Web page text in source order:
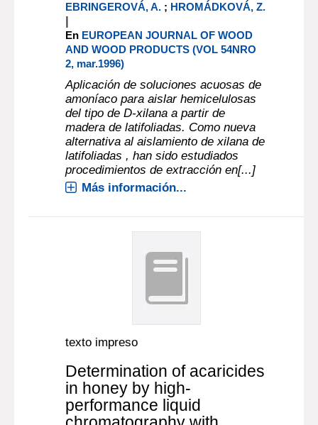
EBRINGEROVÁ, A. ; HROMÁDKOVÁ, Z.
|
En EUROPEAN JOURNAL OF WOOD
AND WOOD PRODUCTS (VOL 54NRO
2, mar.1996)
Aplicación de soluciones acuosas de
amoníaco para aislar hemicelulosas
del tipo de D-xilana a partir de
madera de latifoliadas. Como nueva
alternativa al aislamiento de xilana de
latifoliadas , han sido estudiados
procedimientos de extracción en[...]
Más información...
texto impreso
Determination of acaricides
in honey by high-
performance liquid